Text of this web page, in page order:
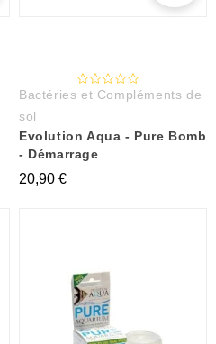
Bactéries et Compléments de
sol
Evolution Aqua - Pure Bomb
- Démarrage
20,90 €